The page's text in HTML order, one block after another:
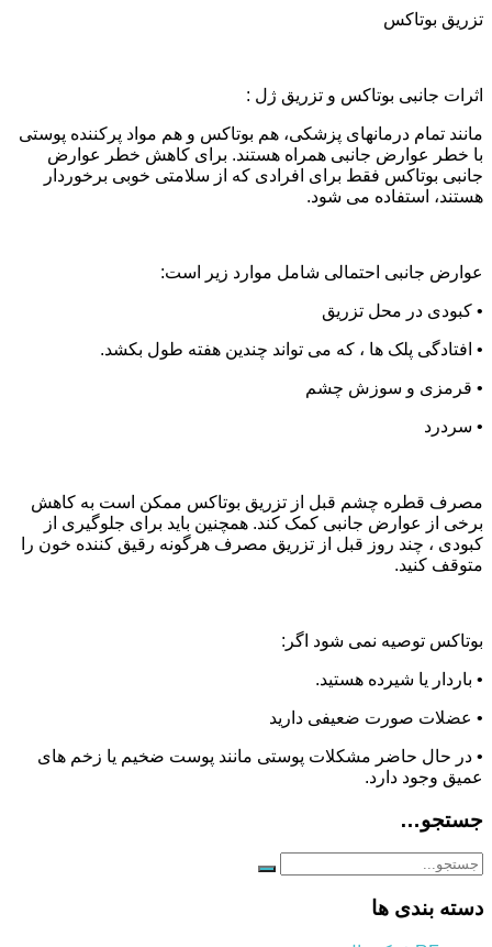
تزریق بوتاکس
اثرات جانبی بوتاکس و تزریق ژل :
مانند تمام درمانهای پزشکی، هم بوتاکس و هم مواد پرکننده پوستی
با خطر عوارض جانبی همراه هستند. برای کاهش خطر عوارض
جانبی بوتاکس فقط برای افرادی که از سلامتی خوبی برخوردار
هستند، استفاده می شود.
عوارض جانبی احتمالی شامل موارد زیر است:
• کبودی در محل تزریق
• افتادگی پلک ها ، که می تواند چندین هفته طول بکشد.
• قرمزی و سوزش چشم
• سردرد
مصرف قطره چشم قبل از تزریق بوتاکس ممکن است به کاهش
برخی از عوارض جانبی کمک کند. همچنین باید برای جلوگیری از
کبودی ، چند روز قبل از تزریق مصرف هرگونه رقیق کننده خون را
متوقف کنید.
بوتاکس توصیه نمی شود اگر:
• باردار یا شیرده هستید.
• عضلات صورت ضعیفی دارید
• در حال حاضر مشکلات پوستی مانند پوست ضخیم یا زخم های
عمیق وجود دارد.
جستجو…
دسته بندی ها